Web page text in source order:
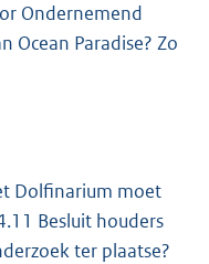
Ondernemend
Ocean Paradise? Zo
Dolfinarium moet
Besluit houders
ter plaatse?